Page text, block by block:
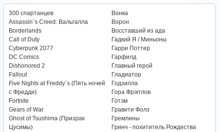
300 спартанцев
Assassin`s Creed: Вальгалла
Borderlands
Call of Duty
Cyberpunk 2077
DC Comics
Dishonored 2
Fallout
Five Nights at Freddy`s (Пять ночей
с Фредди)
Fortnite
Gears of War
Ghost of Tsushima (Призрак
Цусимы)
Вонка
Ворон
Восставший из ада
Гадкий Я / Миньоны
Гарри Поттер
Гарфилд
Главный герой
Гладиатор
Годзилла
Гора Фрэгглов
Готэм
Гравити Фолз
Гремлины
Гринч - похититель Рождества